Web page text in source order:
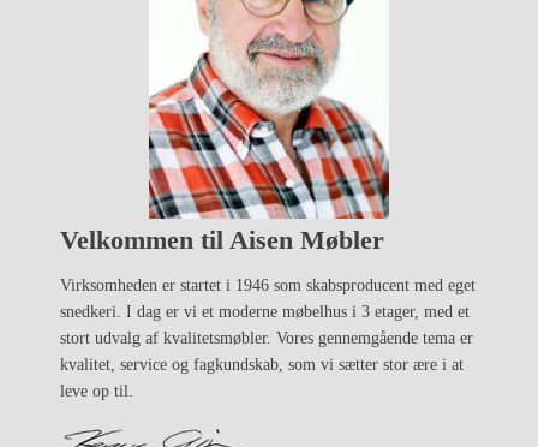
Velkommen til Aisen Møbler
Virksomheden er startet i 1946 som skabsproducent med eget
snedkeri. I dag er vi et moderne møbelhus i 3 etager, med et
stort udvalg af kvalitetsmøbler. Vores gennemgående tema er
kvalitet, service og fagkundskab, som vi sætter stor ære i at
leve op til.